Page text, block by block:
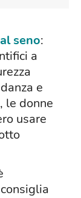
seno:
a
e
le donne
usare